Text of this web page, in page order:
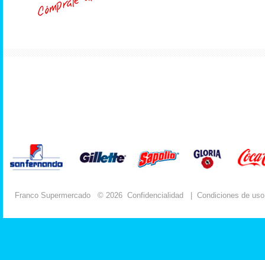
Franco Supermercado © 2026 Confidencialidad Condiciones de uso